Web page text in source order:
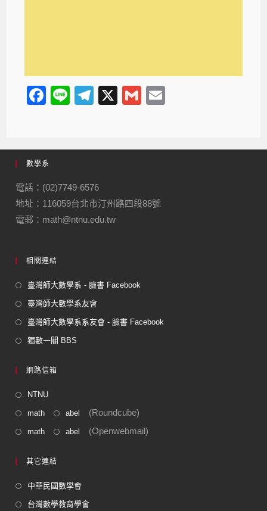
F
e
b
o
o
k
Li
T
gr
m
X
G
數學系
電話：(02)7749-6576
地址：116059台北市汀州路四段88號
電郵：math@ntnu.edu.tw
相關連結
臺灣師大數學系 - 臉書 Facebook
臺灣師大數學系友會
臺灣師大數學系系友會 - 臉書 Facebook
獨數一閣 BBS
網路信箱
NTNU
math abel (Roundcube)
math abel (Openwebmail)
其它連結
中華民國數學會
台灣數學教育學會